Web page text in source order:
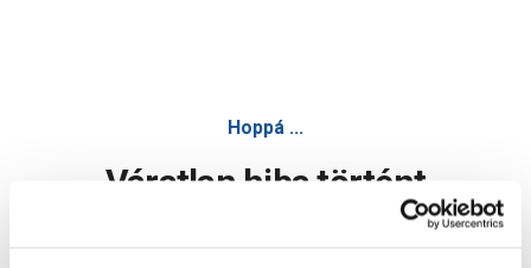
Hoppá ...
Váratlan hiba történt